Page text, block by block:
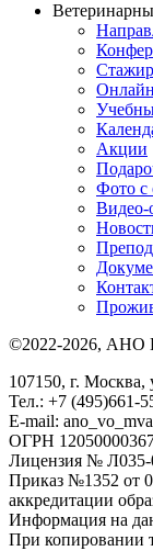
Акции
Фото с
Видео-
©2022-2026,
107150, г. Москва,
Тел.: +7 (495)661-
E-mail:
ОГРН
Лицензия № Л035-
Приказ №1352 от
аккредитации
Информация на
При копировании